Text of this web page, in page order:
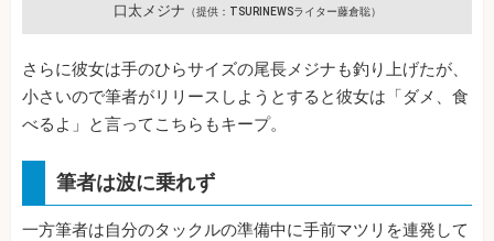
口太メジナ （提供：TSURINEWSライター藤倉聡）
さらに彼女は手のひらサイズの尾長メジナも釣り上げたが、
小さいので筆者がリリースしようとすると彼女は「ダメ、食
べるよ」と言ってこちらもキープ。
筆者は波に乗れず
一方筆者は自分のタックルの準備中に手前マツリを連発して